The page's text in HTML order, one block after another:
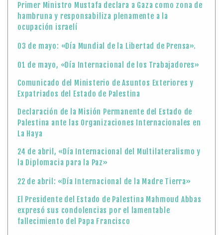
Primer Ministro Mustafa declara a Gaza como zona de
hambruna y responsabiliza plenamente a la
ocupación israelí
03 de mayo: «Día Mundial de la Libertad de Prensa».
01 de mayo, «Día Internacional de los Trabajadores»
Comunicado del Ministerio de Asuntos Exteriores y
Expatriados del Estado de Palestina
Declaración de la Misión Permanente del Estado de
Palestina ante las Organizaciones Internacionales en
La Haya
24 de abril, «Día Internacional del Multilateralismo y
la Diplomacia para la Paz»
22 de abril: «Día Internacional de la Madre Tierra»
El Presidente del Estado de Palestina Mahmoud Abbas
expresó sus condolencias por el lamentable
fallecimiento del Papa Francisco